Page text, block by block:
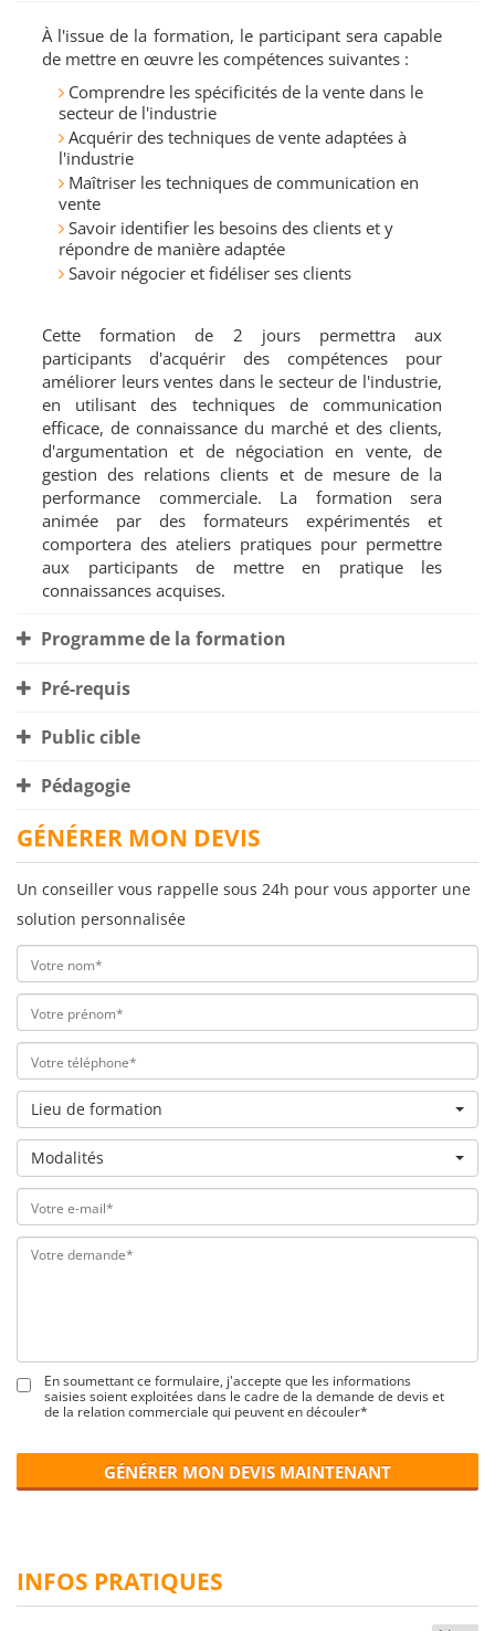
À l'issue de la formation, le participant sera capable
de mettre en œuvre les compétences suivantes :
Comprendre les spécificités de la vente dans le
secteur de l'industrie
Acquérir des techniques de vente adaptées à
l'industrie
Maîtriser les techniques de communication en
vente
Savoir identifier les besoins des clients et y
répondre de manière adaptée
Savoir négocier et fidéliser ses clients
Cette formation de 2 jours permettra aux
participants d'acquérir des compétences pour
améliorer leurs ventes dans le secteur de l'industrie,
en utilisant des techniques de communication
efficace, de connaissance du marché et des clients,
d'argumentation et de négociation en vente, de
gestion des relations clients et de mesure de la
performance commerciale. La formation sera
animée par des formateurs expérimentés et
comportera des ateliers pratiques pour permettre
aux participants de mettre en pratique les
connaissances acquises.
Programme de la formation
Pré-requis
Public cible
Pédagogie
GÉNÉRER MON DEVIS
Un conseiller vous rappelle sous 24h pour vous apporter une
solution personnalisée
Lieu de formation
Modalités
En soumettant ce formulaire, j'accepte que les informations
saisies soient exploitées dans le cadre de la demande de devis et
de la relation commerciale qui peuvent en découler*
GÉNÉRER MON DEVIS MAINTENANT
INFOS PRATIQUES